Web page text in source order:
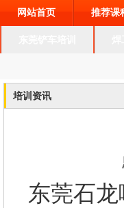
网站首页 推荐课
培训资讯
东莞石龙